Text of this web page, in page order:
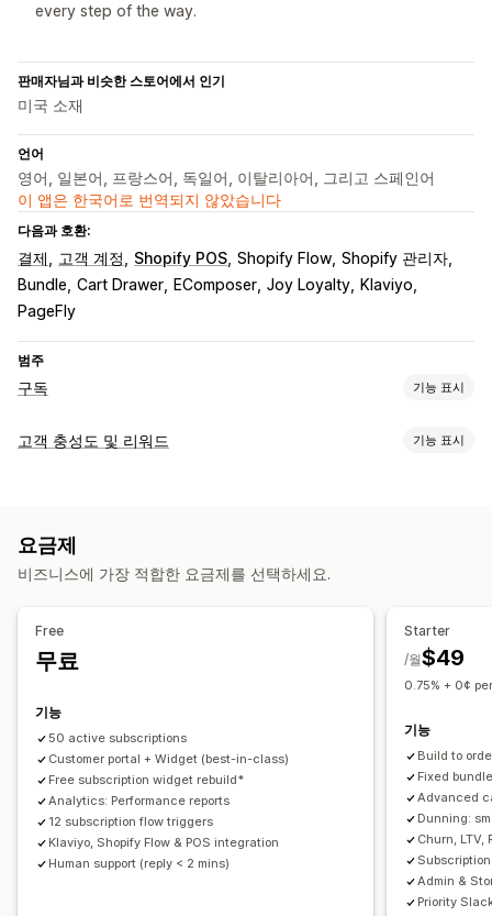
every step of the way.
판매자님과 비슷한 스토어에서 인기
미국 소재
언어
영어, 일본어, 프랑스어, 독일어, 이탈리아어, 그리고 스페인어
이 앱은 한국어로 번역되지 않았습니다
다음과 호환:
결제 고객 계정 Shopify POS Shopify Flow Shopify 관리자
Bundle Cart Drawer EComposer Joy Loyalty
Klaviyo
PageFly
범주
구독 기능 표시
구독 유형
설정 가능한 가격
정기 결제
구독하고 절약 고정 가격 계층별 가격
사용자 지정 가격 책정
고객 충성도 및 리워드 기능 표시
제공할 수 있는 리워드
요금제
비즈니스에 가장 적합한 요금제를 선택하세요.
Free
무료
기능
50 active subscriptions
Customer portal + Widget (best-in-class)
Free subscription widget rebuild*
Analytics: Performance reports
12 subscription flow triggers
Klaviyo, Shopify Flow & POS integration
Human support (reply < 2 mins)
Starter
$49
/월
0.75% + 0¢
기능
Build to
Fixed
Advanced
Dunning:
Churn, LTV,
Admin &
Priority